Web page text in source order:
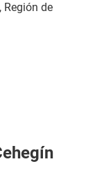
Región de